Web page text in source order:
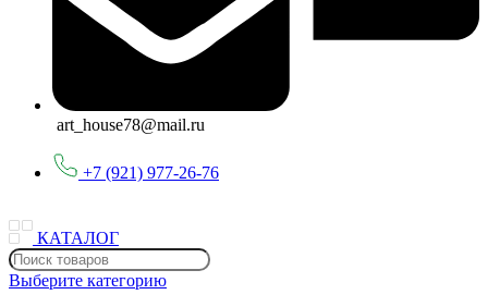
art_house78@mail.ru
+7 (921) 977-26-76
КАТАЛОГ
Выберите категорию